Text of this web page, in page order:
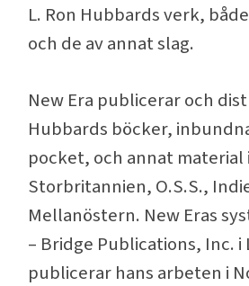
L. Ron Hubbards verk,
och de av annat slag.
New Era publicerar och
Hubbards böcker,
pocket, och annat material
Storbritannien, O.S.S.,
Mellanöstern. New Eras
– Bridge Publications, Inc. i
publicerar hans arbeten i